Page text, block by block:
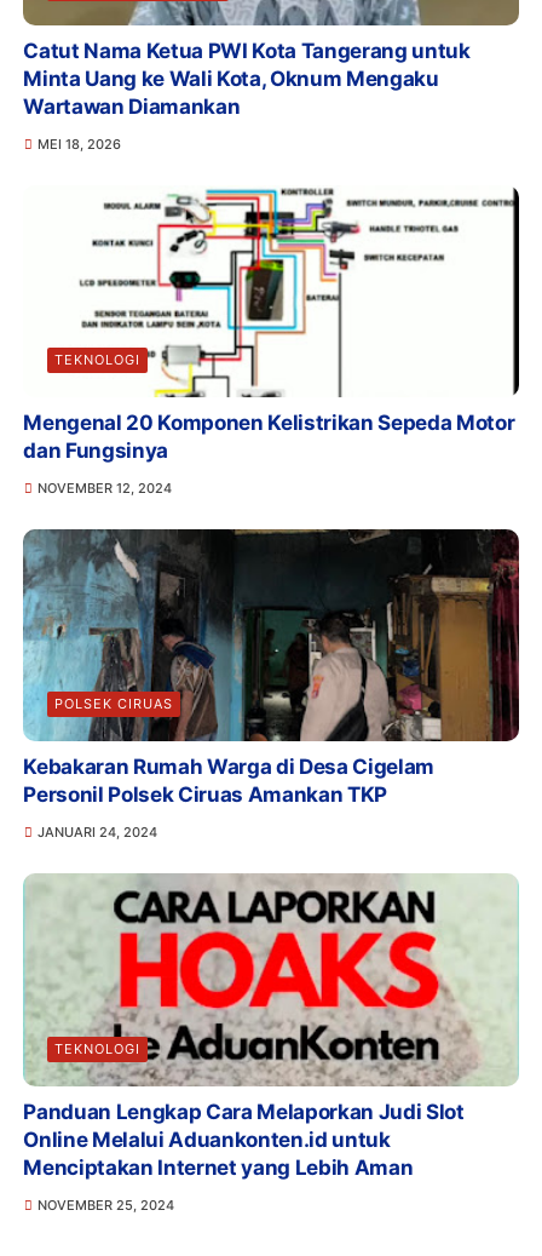
Catut Nama Ketua PWI Kota Tangerang untuk
Minta Uang ke Wali Kota, Oknum Mengaku
Wartawan Diamankan
MEI 18, 2026
TEKNOLOGI
Mengenal 20 Komponen Kelistrikan Sepeda Motor
dan Fungsinya
NOVEMBER 12, 2024
POLSEK CIRUAS
Kebakaran Rumah Warga di Desa Cigelam
Personil Polsek Ciruas Amankan TKP
JANUARI 24, 2024
TEKNOLOGI
Panduan Lengkap Cara Melaporkan Judi Slot
Online Melalui Aduankonten.id untuk
Menciptakan Internet yang Lebih Aman
NOVEMBER 25, 2024